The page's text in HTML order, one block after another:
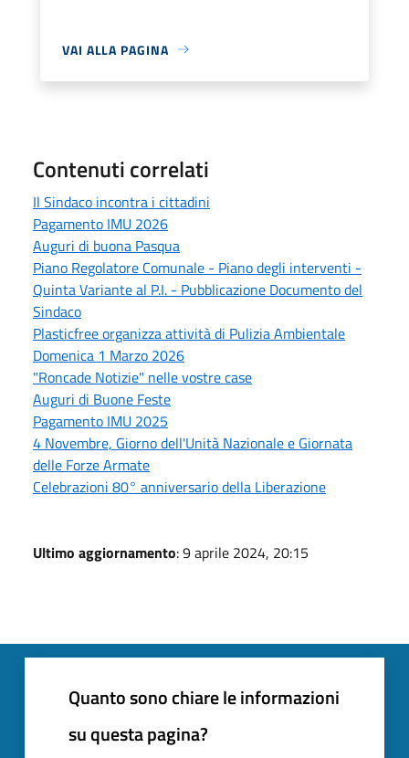
VAI ALLA PAGINA
Contenuti correlati
Il Sindaco incontra i cittadini
Pagamento IMU 2026
Auguri di buona Pasqua
Piano Regolatore Comunale - Piano degli interventi -
Quinta Variante al P.I. - Pubblicazione Documento del
Sindaco
Plasticfree organizza attività di Pulizia Ambientale
Domenica 1 Marzo 2026
"Roncade Notizie" nelle vostre case
Auguri di Buone Feste
Pagamento IMU 2025
4 Novembre, Giorno dell'Unità Nazionale e Giornata
delle Forze Armate
Celebrazioni 80° anniversario della Liberazione
Ultimo aggiornamento: 9 aprile 2024, 20:15
Quanto sono chiare le informazioni
su questa pagina?